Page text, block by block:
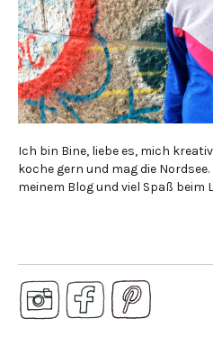
Ich bin Bine, liebe es, mich
koche gern und mag die
meinem Blog und viel Spaß beim